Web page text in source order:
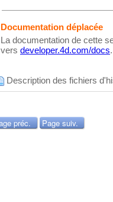
Documentation déplacée
La documentation de cette
vers developer.4d.com/docs.
Description des fichiers
préc. Page suiv.